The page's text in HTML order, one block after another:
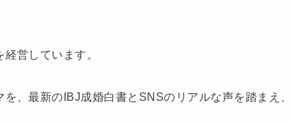
営しています。
、最新のIBJ成婚白書とSNSのリアルな声を踏まえ、